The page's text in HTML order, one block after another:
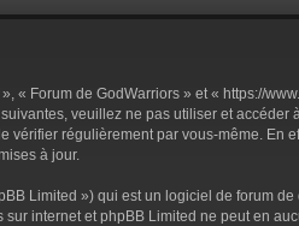
« Forum de GodWarriors » et « https://
veuillez ne pas utiliser et
régulièrement par vous-même.
à jour.
Limited ») qui est un logiciel de forum
internet et phpBB Limited ne peut en